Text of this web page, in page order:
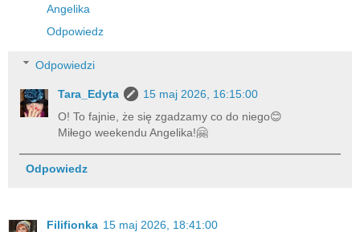
Angelika
Odpowiedz
Odpowiedzi
Tara_Edyta
15 maj 2026, 16:15:00
O! To fajnie, że się zgadzamy co do niego😊
Miłego weekendu Angelika!🤗
Odpowiedz
Filifionka 15 maj 2026, 18:41:00